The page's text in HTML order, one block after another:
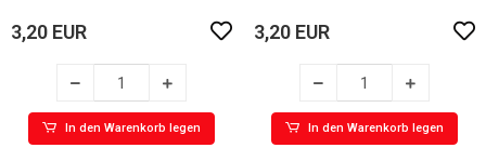
3,20 EUR
In den Warenkorb legen
3,20 EUR
In den Warenkorb legen